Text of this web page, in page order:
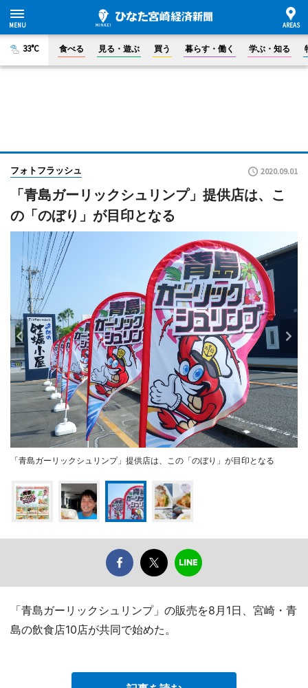
33°C 食べる 見る・遊ぶ 買う 暮らす・働く 学ぶ・知る
フォトフラッシュ 2020.09.01
「青島ガーリックシュリンプ」提供店は、こ
の「のぼり」が目印となる
「青島ガーリックシュリンプ」提供店は、この「のぼり」が目印となる
「青島ガーリックシュリンプ」の販売を8月1日、宮崎・青
島の飲食店10店が共同で始めた。